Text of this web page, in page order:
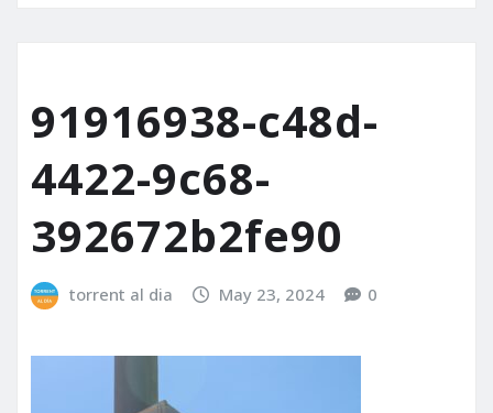
91916938-c48d-
4422-9c68-
392672b2fe90
torrent al dia May 23, 2024 0